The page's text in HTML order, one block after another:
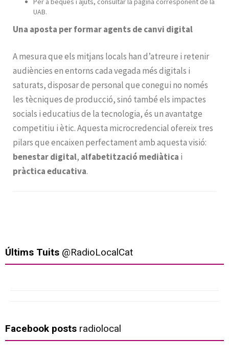
UAB.
Una aposta per formar agents de canvi digital
A mesura que els mitjans locals han d’atreure i retenir
audiències en entorns cada vegada més digitals i
saturats, disposar de personal que conegui no només
les tècniques de producció, sinó també els impactes
socials i educatius de la tecnologia, és un avantatge
competitiu i ètic. Aquesta microcredencial ofereix tres
pilars que encaixen perfectament amb aquesta visió:
benestar digital, alfabetització mediàtica i
pràctica educativa.
Últims Tuits @RadioLocalCat
Facebook posts radiolocal